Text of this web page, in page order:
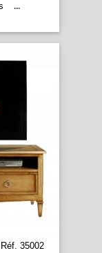
...
35002